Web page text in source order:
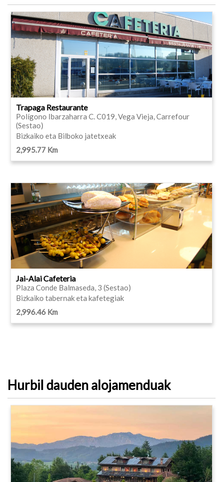
Trapaga Restaurante
Polígono Ibarzaharra C. C019, Vega Vieja, Carrefour
(Sestao)
Bizkaiko eta Bilboko jatetxeak
2,995.77 Km
Jai-Alai Cafeteria
Plaza Conde Balmaseda, 3 (Sestao)
Bizkaiko tabernak eta kafetegiak
2,996.46 Km
Hurbil dauden alojamenduak